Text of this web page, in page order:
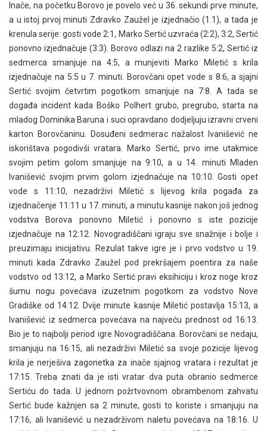
Inače, na početku Borovo je povelo već u 36. sekundi prve minute,
a u istoj prvoj minuti Zdravko Zaužel je izjednačio (1.1), a tada je
krenula serije: gosti vode 2:1, Marko Sertić uzvraća (2:2), 3:2, Sertić
ponovno izjednačuje (3:3). Borovo odlazi na 2 razlike 5:2, Sertić iz
sedmerca smanjuje na 4:5, a munjeviti Marko Miletić s krila
izjednačuje na 5:5 u 7. minuti. Borovčani opet vode s 8:6, a sjajni
Sertić svojim četvrtim pogotkom smanjuje na 7:8. A tada se
događa incident kada Boško Polhert grubo, pregrubo, starta na
mladog Dominika Baruna i suci opravdano dodjeljuju izravni crveni
karton Borovčaninu. Dosuđeni sedmerac nažalost Ivanišević ne
iskorištava pogodivši vratara. Marko Sertić, prvo ime utakmice
svojim petim golom smanjuje na 9:10, a u 14. minuti Mladen
Ivanišević svojim prvim golom izjednačuje na 10:10. Gosti opet
vode s 11:10, nezadrživi Miletić s lijevog krila pogađa za
izjednačenje 11:11 u 17. minuti, a minutu kasnije nakon još jednog
vodstva Borova ponovno Miletić i ponovno s iste pozicije
izjednačuje na 12:12. Novogradiščani igraju sve snažnije i bolje i
preuzimaju inicijativu. Rezulat takve igre je i prvo vodstvo u 19.
minuti kada Zdravko Zaužel pod prekršajem poentira za naše
vodstvo od 13:12, a Marko Sertić pravi eksihiciju i kroz noge kroz
šumu nogu povećava izuzetnim pogotkom za vodstvo Nove
Gradiške od 14:12. Dvije minute kasnije Miletić postavlja 15:13, a
Ivanišević iz sedmerca povećava na najveću prednost od 16:13.
Bio je to najbolji period igre Novogradiščana. Borovčani se nedaju,
smanjuju na 16:15, ali nezadrživi Miletić sa svoje pozicije lijevog
krila je nerješiva zagonetka za inače sjajnog vratara i rezultat je
17:15. Treba znati da je isti vratar dva puta obranio sedmerce
Sertiću do tada. U jednom požrtvovnom obrambenom zahvatu
Sertić bude kažnjen sa 2 minute, gosti to koriste i smanjuju na
17:16, ali Ivanišević u nezadrživom naletu povećava na 18:16. U